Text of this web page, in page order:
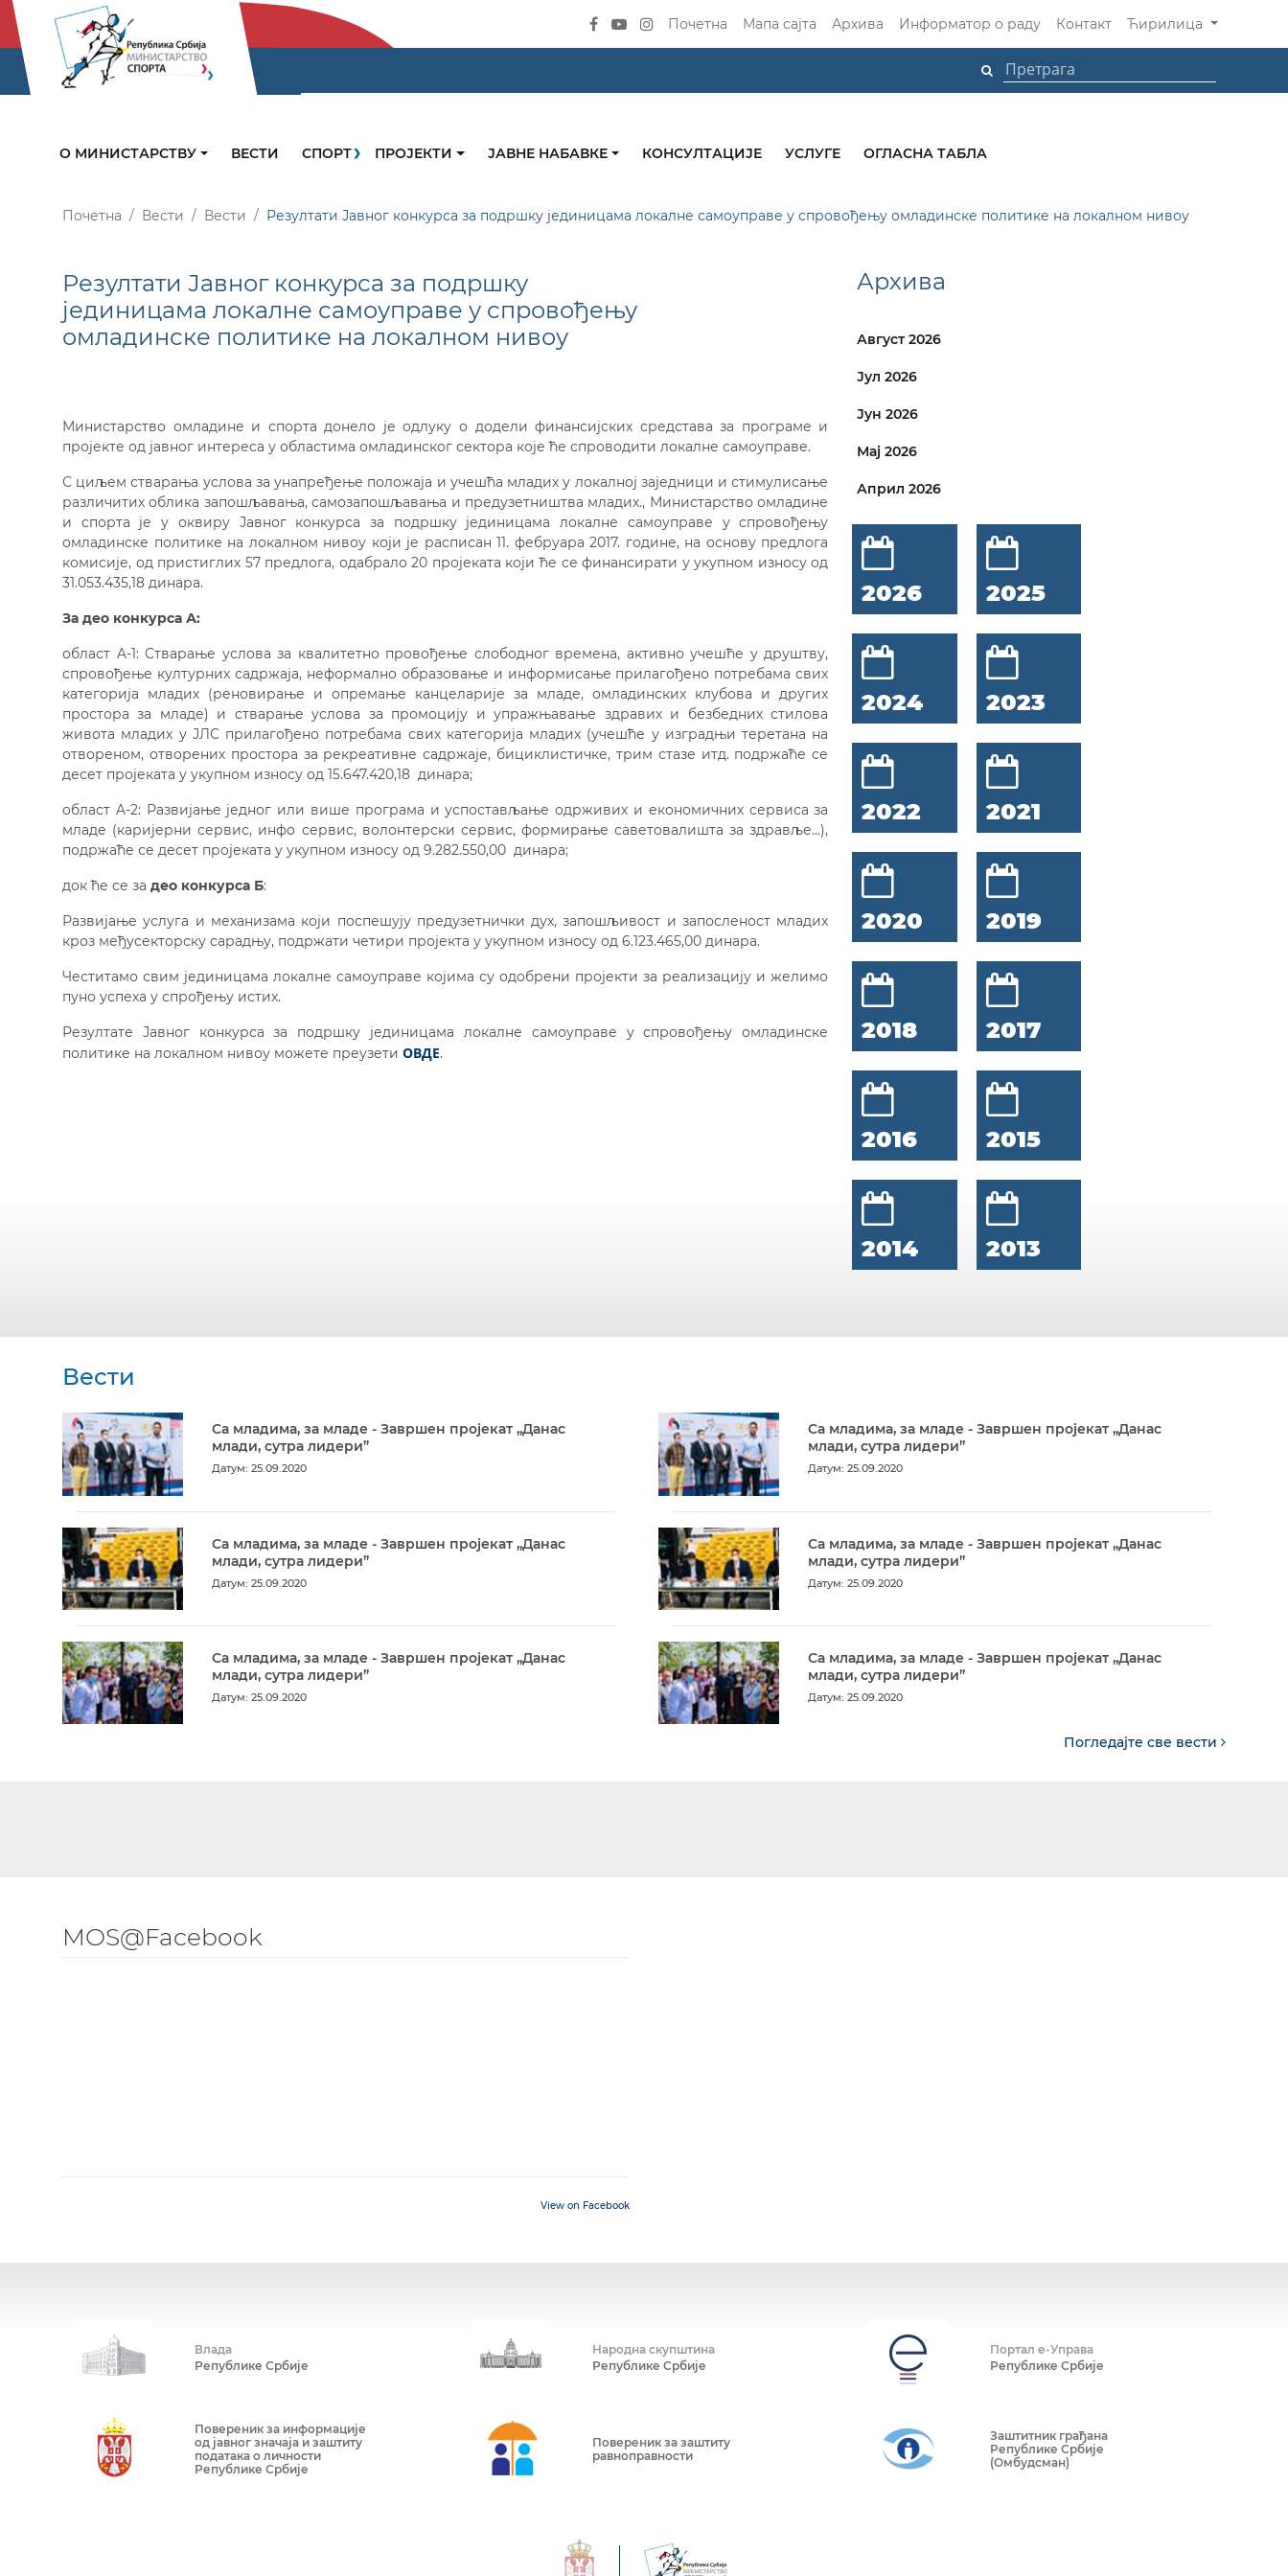
Почетна Мапа сајта Архива Информатор о раду Контакт Ћирилица
О МИНИСТАРСТВУ ВЕСТИ СПОРТ ПРОЈЕКТИ ЈАВНЕ НАБАВКЕ КОНСУЛТАЦИЈЕ УСЛУГЕ ОГЛАСНА ТАБЛА
Почетна Вести Вести Резултати Јавног конкурса за подршку јединицама локалне самоуправе у спровођењу омладинске политике на локалном нивоу
Резултати Јавног конкурса за подршку
јединицама локалне самоуправе у спровођењу
омладинске политике на локалном нивоу
Министарство омладине и спорта донело је одлуку о додели финансијских средстава за програме и
пројекте од јавног интереса у областима омладинског сектора које ће спроводити локалне самоуправе.
С циљем стварања услова за унапређење положаја и учешћа младих у локалној заједници и стимулисање
различитих облика запошљавања, самозапошљавања и предузетништва младих., Министарство омладине
и спорта је у оквиру Јавног конкурса за подршку јединицама локалне самоуправе у спровођењу
омладинске политике на локалном нивоу који је расписан 11. фебруара 2017. године, на основу предлога
комисије, од пристиглих 57 предлога, одабрало 20 пројеката који ће се финансирати у укупном износу од
31.053.435,18 динара.
За део конкурса А:
област A-1: Стварање услова за квалитетно провођење слободног времена, активно учешће у друштву,
спровођење културних садржаја, неформално образовање и информисање прилагођено потребама свих
категорија младих (реновирање и опремање канцеларије за младе, омладинских клубова и других
простора за младе) и стварање услова за промоцију и упражњавање здравих и безбедних стилова
живота младих у ЈЛС прилагођено потребама свих категорија младих (учешће у изградњи теретана на
отвореном, отворених простора за рекреативне садржаје, бициклистичке, трим стазе итд. подржаће се
десет пројеката у укупном износу од 15.647.420,18 динара;
област A-2: Развијање једног или више програма и успостављање одрживих и економичних сервиса за
младе (каријерни сервис, инфо сервис, волонтерски сервис, формирање саветовалишта за здравље...),
подржаће се десет пројеката у укупном износу од 9.282.550,00 динара;
док ће се за део конкурса Б:
Развијање услуга и механизама који поспешују предузетнички дух, запошљивост и запосленост младих
кроз међусекторску сарадњу, подржати четири пројекта у укупном износу од 6.123.465,00 динара.
Честитамо свим јединицама локалне самоуправе којима су одобрени пројекти за реализацију и желимо
пуно успеха у спрођењу истих.
Резултате Јавног конкурса за подршку јединицама локалне самоуправе у спровођењу омладинске
политике на локалном нивоу можете преузети ОВДЕ.
Архива
Август 2026
Јул 2026
Јун 2026
Мај 2026
Април 2026
2026 2025
2024 2023
2022 2021
2020 2019
2018 2017
2016 2015
2014 2013
Вести
Са младима, за младе - Завршен пројекат „Данас
млади, сутра лидери”
Датум: 25.09.2020
Са младима, за младе - Завршен пројекат „Данас
млади, сутра лидери”
Датум: 25.09.2020
Са младима, за младе - Завршен пројекат „Данас
млади, сутра лидери”
Датум: 25.09.2020
Са младима, за младе - Завршен пројекат „Данас
млади, сутра лидери”
Датум: 25.09.2020
Са младима, за младе - Завршен пројекат „Данас
млади, сутра лидери”
Датум: 25.09.2020
Са младима, за младе - Завршен пројекат „Данас
млади, сутра лидери”
Датум: 25.09.2020
Погледајте све вести
MOS@Facebook
View on Facebook
Влада
Републике Србије
Народна скупштина
Републике Србије
Портал е-Управа
Републике Србије
Повереник за информације
од јавног значаја и заштиту
података о личности
Републике Србије
Повереник за заштиту
равноправности
Заштитник грађана
Републике Србије
(Омбудсман)